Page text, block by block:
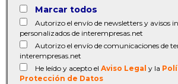
Marcar todos
Autorizo el envío de newsletters y avisos
personalizados de interempresas.net
Autorizo el envío de comunicaciones de
interempresas.net
He leído y acepto el Aviso Legal y la
Protección de Datos